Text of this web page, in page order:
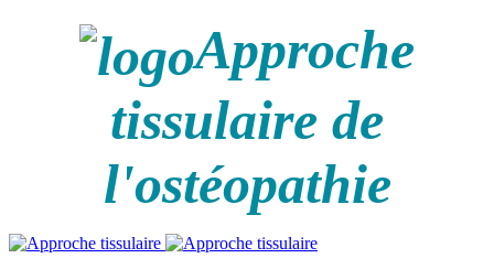
Approche
tissulaire de
l'ostéopathie